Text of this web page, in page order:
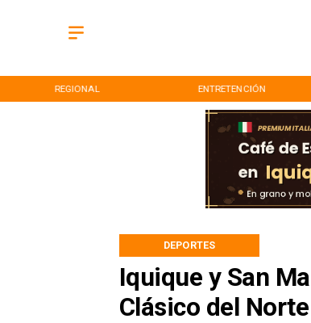
REGIONAL ENTRETENCIÓN
Iquique y San
Clásico del
DEPORTES